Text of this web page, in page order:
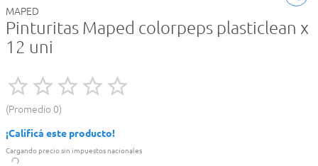
MAPED
Pinturitas Maped colorpeps plasticlean x
12 uni
Promedio 0
¡Calificá este producto!
Cargando precio sin impuestos nacionales